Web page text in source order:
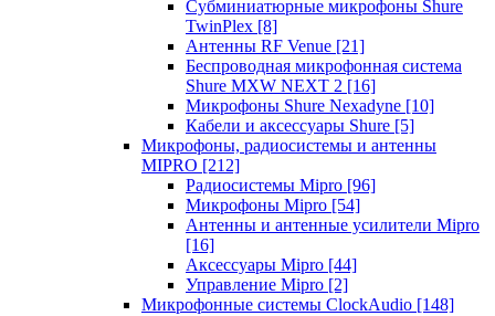
Субминиатюрные микрофоны Shure
TwinPlex [8]
Антенны RF Venue [21]
Беспроводная микрофонная система
Shure MXW NEXT 2 [16]
Микрофоны Shure Nexadyne [10]
Кабели и аксессуары Shure [5]
Микрофоны, радиосистемы и антенны
MIPRO [212]
Радиосистемы Mipro [96]
Микрофоны Mipro [54]
Антенны и антенные усилители Mipro
[16]
Аксессуары Mipro [44]
Управление Mipro [2]
Микрофонные системы ClockAudio [148]